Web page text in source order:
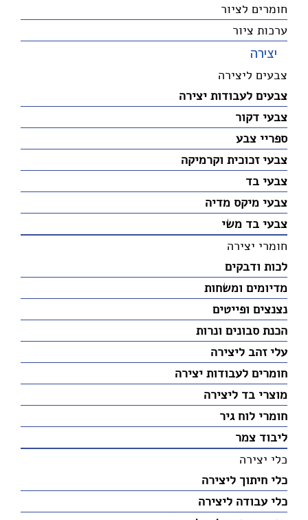
חומרים לציור
ערכות ציור
יצירה
צבעים ליצירה
צבעים לעבודות יצירה
צבעי דקור
ספריי צבע
צבעי זכוכית וקרמיקה
צבעי בד
צבעי מיקס מדיה
צבעי בד משי
חומרי יצירה
לכות ודבקים
מדיומים ומשחות
נצנצים ופייטים
הכנת סבונים ונרות
עלי זהב ליצירה
חומרים לעבודות יצירה
מוצרי בד ליצירה
חומרי לוח גיר
ליבוד צמר
כלי יצירה
כלי חיתוך ליצירה
כלי עבודה ליצירה